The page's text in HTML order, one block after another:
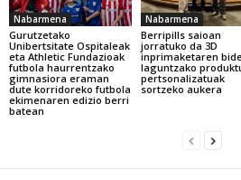
Nabarmena
Gurutzetako
Unibertsitate Ospitaleak
eta Athletic Fundazioak
futbola haurrentzako
gimnasiora eraman
dute korridoreko futbola
ekimenaren edizio berri
batean
Nabarmena
Berripills saioan
jorratuko da 3D
inprimaketaren
laguntzako
pertsonalizatuak
sortzeko aukera